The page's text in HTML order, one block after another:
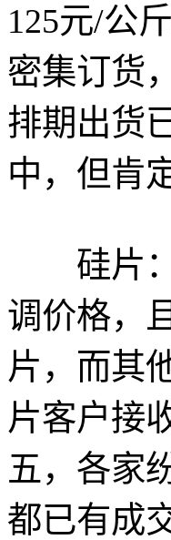
125元/公
密集订货
排期出货
中，但肯
硅片：
调价格，
片，而其
片客户接
五，各家
都已有成